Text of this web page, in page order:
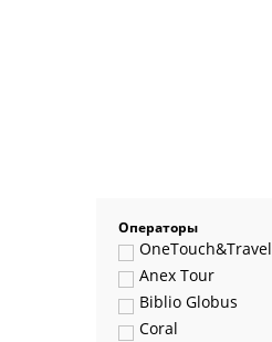
Операторы
OneTouch&Travel
Anex Tour
Biblio Globus
Coral